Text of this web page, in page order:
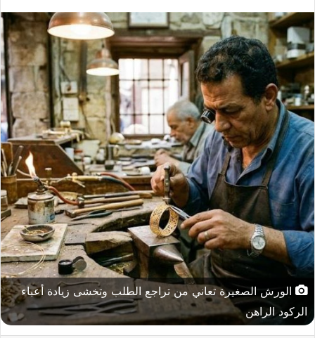
الورش الصغيرة تعاني من تراجع الطلب وتخشى زيادة أعباء
الركود الراهن